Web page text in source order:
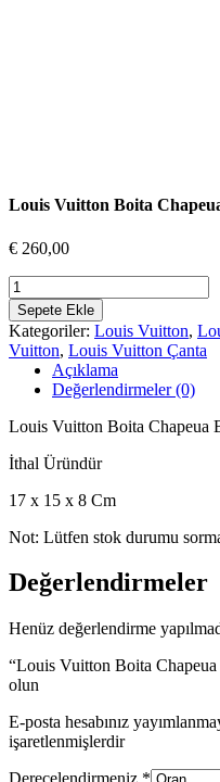
Louis Vuitton Boita
€ 260,00
Louis
Vuitton
Boita
Chapeua
Bag
Sepete Ekle
Kategoriler: Louis Vuitton,
Vuitton, Louis Vuitton Çanta
Açıklama
Değerlendirmeler (0)
Louis Vuitton Boita Chapeua
İthal Üründür
17 x 15 x 8 Cm
Not: Lütfen stok durumu
Değerlendirmeler
Henüz değerlendirme
“Louis Vuitton Boita
olun
E-posta hesabınız
işaretlenmişlerdir